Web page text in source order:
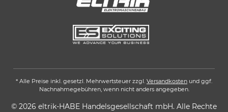
* Alle Preise inkl. gesetzl. Mehrwertsteuer zzgl. Versandkosten und ggf.
Nachnahmegebühren, wenn nicht anders angegeben.
© 2026 eltrik-HABE Handelsgesellschaft mbH. Alle Rechte